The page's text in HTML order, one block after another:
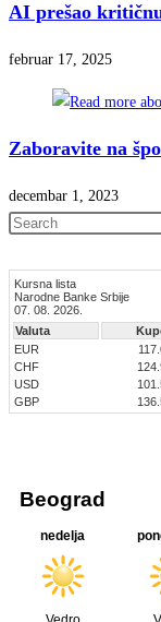
AI prešao
februar 17, 2025
Zaboravite na
decembar 1, 2023